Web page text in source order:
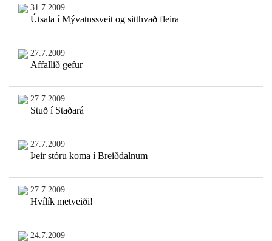
31.7.2009
Útsala í Mývatnssveit og sitthvað fleira
27.7.2009
Affallið gefur
27.7.2009
Stuð í Staðará
27.7.2009
Þeir stóru koma í Breiðdalnum
27.7.2009
Hvílík metveiði!
24.7.2009